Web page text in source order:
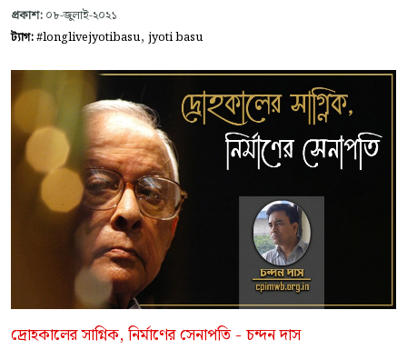
প্রকাশ: ০৮-জুলাই-২০২১
ট্যাগ:#longlivejyotibasu, jyoti basu
দ্রোহকালের সাগ্নিক, নির্মাণের সেনাপতি - চন্দন দাস